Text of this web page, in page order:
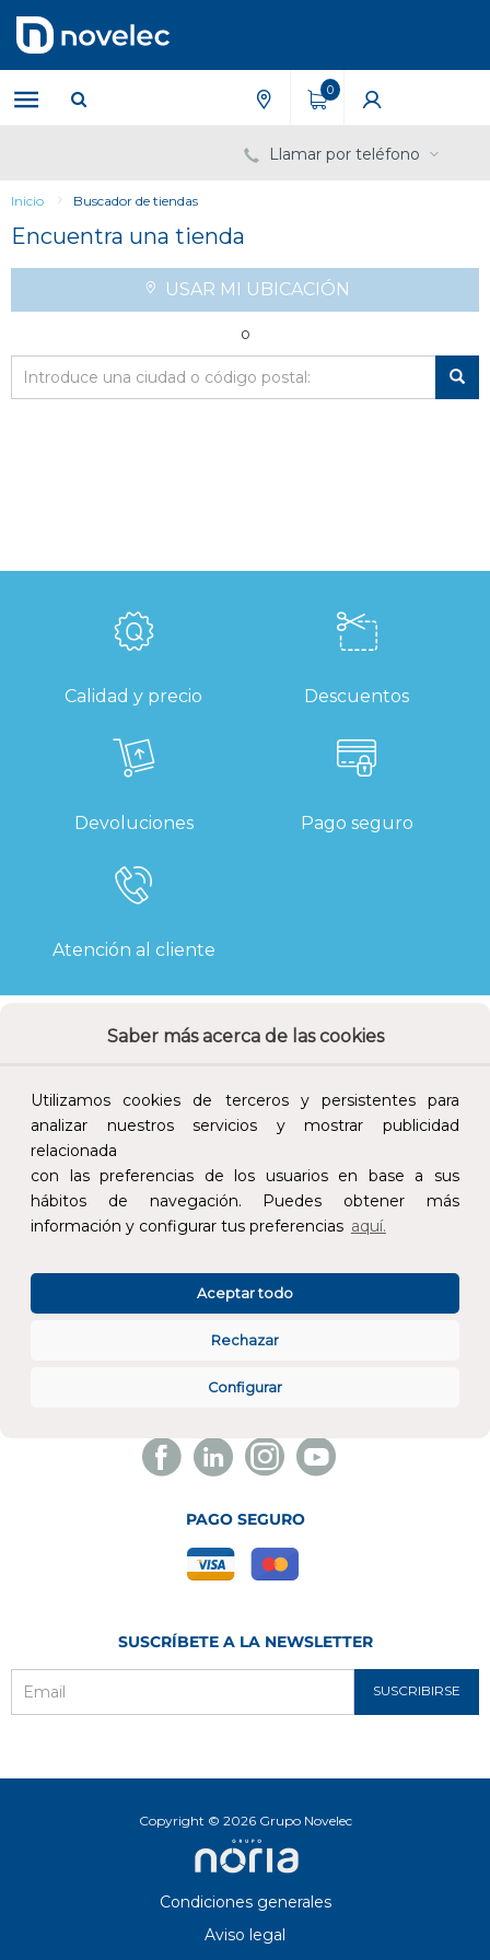
Saber más acerca de las cookies
Utilizamos cookies de terceros y persistentes para
analizar nuestros servicios y mostrar publicidad
relacionada
con las preferencias de los usuarios en base a sus
hábitos de navegación. Puedes obtener más
información y configurar tus preferencias aquí.
Configurar
Rechazar
Aceptar todo
contenido
menú
de
navegación
0
Llamar por teléfono
Inicio Buscador de tiendas
Encuentra una tienda
USAR MI UBICACIÓN
o
postal
/
Calidad y precio Descuentos
Devoluciones Pago seguro
Atención al cliente
CONÓCENOS
ESPECIALISTAS EN
ATENCIÓN AL CLIENTE
+34 93 700 62 32
info@gruponovelec.com
Facebook
Novelec
Linkedin
Novelec
Instagram
Novelec
Youtube
Novelec
PAGO SEGURO
SUSCRÍBETE A LA NEWSLETTER
SUSCRIBIRSE
Copyright © 2026 Grupo Novelec
Condiciones generales
Aviso legal